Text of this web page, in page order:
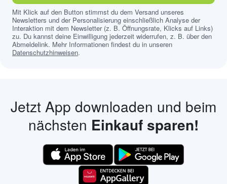
Mit Klick auf den Button stimmst du dem Versand unseres
Newsletters und der Personalisierung einschließlich Analyse der
Interaktion mit dem Newsletter (z. B. Öffnungsrate, Klicks auf Links)
zu. Du kannst deine Einwilligung jederzeit widerrufen, z. B. über den
Abmeldelink. Mehr Informationen findest du in unseren
Datenschutzhinweisen.
Jetzt App downloaden und beim
nächsten Einkauf sparen!